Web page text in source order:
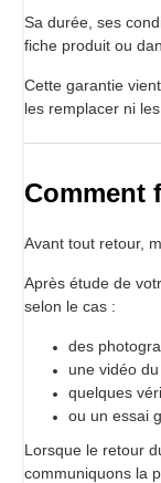
Sa durée, ses
fiche produit ou
Cette garantie
les remplacer ni les
Comment
Avant tout retour,
Après étude de
selon le cas :
des
une vidéo
quelques
ou un essai
Lorsque le retour
communiquons la